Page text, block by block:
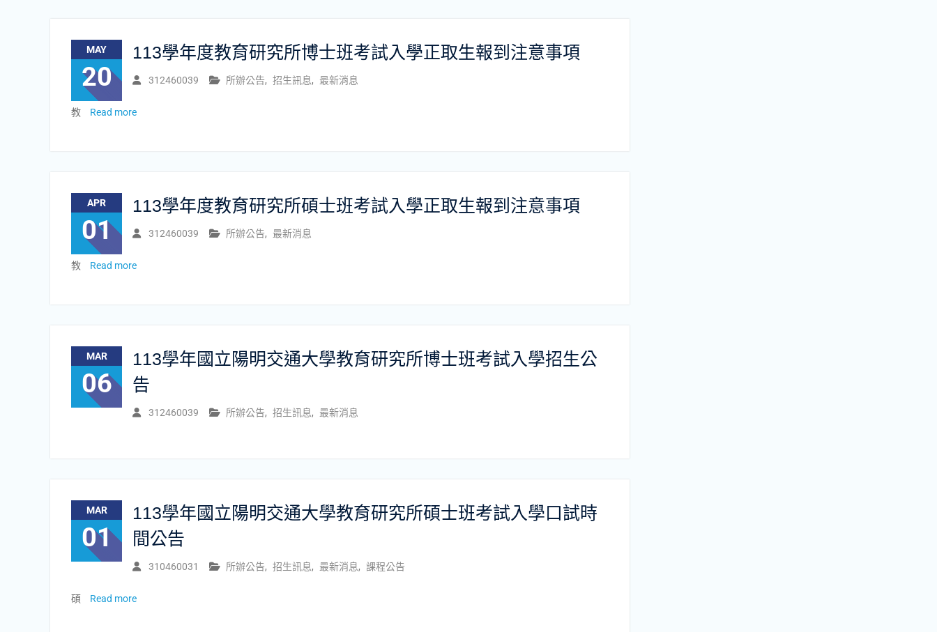
MAY
20
113學年度教育研究所博士班考試入學正取生報到注意事項
312460039 所辦公告, 招生訊息, 最新消息
教 Read more
APR
01
113學年度教育研究所碩士班考試入學正取生報到注意事項
312460039 所辦公告, 最新消息
教 Read more
MAR
06
113學年國立陽明交通大學教育研究所博士班考試入學招生公
告
312460039 所辦公告, 招生訊息, 最新消息
MAR
01
113學年國立陽明交通大學教育研究所碩士班考試入學口試時
間公告
310460031 所辦公告, 招生訊息, 最新消息, 課程公告
碩 Read more